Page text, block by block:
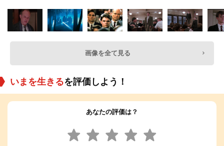
画像を全て見る
いまを生きるを評価しよう！
あなたの評価は？